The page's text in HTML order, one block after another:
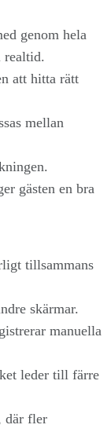
genom hela
realtid.
att hitta rätt
mellan
gästen en bra
tillsammans
skärmar.
manuella
leder till färre
där fler